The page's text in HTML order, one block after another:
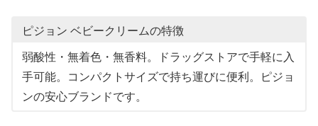
ピジョン ベビークリームの特徴
弱酸性・無着色・無香料。ドラッグストアで手軽に入
手可能。コンパクトサイズで持ち運びに便利。ピジョ
ンの安心ブランドです。